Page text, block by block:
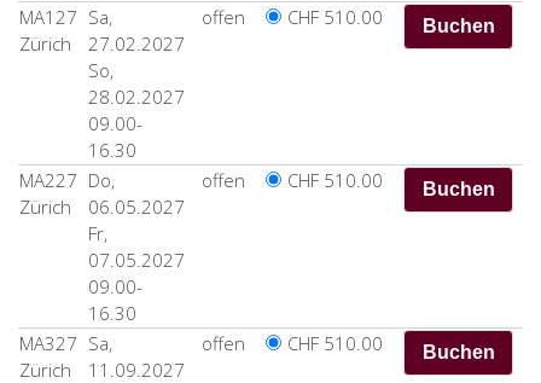
MA127
Zürich
Sa,
27.02.2027
So,
28.02.2027
09.00-
16.30
offen CHF 510.00
MA227
Zürich
Do,
06.05.2027
Fr,
07.05.2027
09.00-
16.30
offen CHF 510.00
MA327
Zürich
Sa,
11.09.2027
offen CHF 510.00